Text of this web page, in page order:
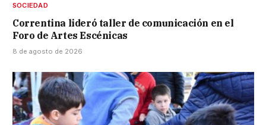
SOCIEDAD
Correntina lideró taller de comunicación en el
Foro de Artes Escénicas
8 de agosto de 2026